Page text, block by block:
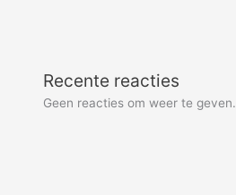
Recente reacties
Geen reacties om weer te geven.